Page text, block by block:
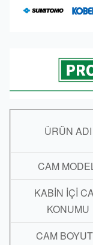
ÜRÜN ADI
CAM
KABİN İÇİ
KONUMU
CAM